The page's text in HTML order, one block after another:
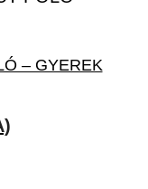
– GYEREK